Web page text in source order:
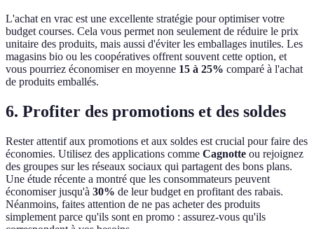
L'achat en vrac est une excellente stratégie pour optimiser votre
budget courses. Cela vous permet non seulement de réduire le prix
unitaire des produits, mais aussi d'éviter les emballages inutiles. Les
magasins bio ou les coopératives offrent souvent cette option, et
vous pourriez économiser en moyenne 15 à 25% comparé à l'achat
de produits emballés.
6. Profiter des promotions et des soldes
Rester attentif aux promotions et aux soldes est crucial pour faire des
économies. Utilisez des applications comme Cagnotte ou rejoignez
des groupes sur les réseaux sociaux qui partagent des bons plans.
Une étude récente a montré que les consommateurs peuvent
économiser jusqu'à 30% de leur budget en profitant des rabais.
Néanmoins, faites attention de ne pas acheter des produits
simplement parce qu'ils sont en promo : assurez-vous qu'ils